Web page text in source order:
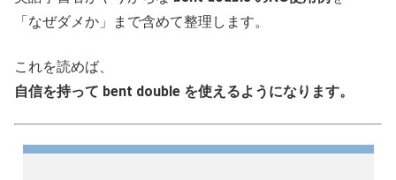
「なぜダメか」まで含めて整理します。
これを読めば、
自信を持って bent double を使えるようになります。